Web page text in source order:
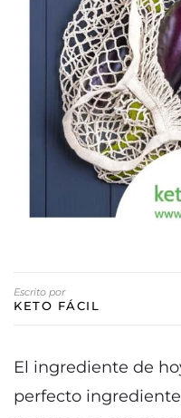
Escrito por
KETO FÁCIL
El ingrediente de
perfecto